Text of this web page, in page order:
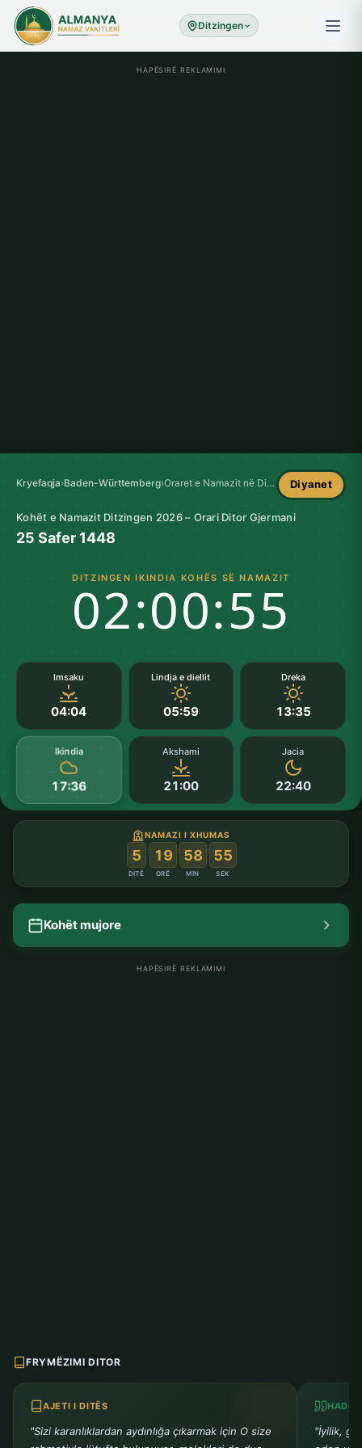
Ditzingen
HAPËSIRË REKLAMIMI
Kryefaqja›Baden-Württemberg› Oraret e Namazit në Ditzingen Diyanet
Kohët e Namazit Ditzingen 2026 – Orari Ditor Gjermani
25 Safer 1448
DITZINGEN IKINDIA KOHËS SË NAMAZIT
02:00:55
Imsaku
04:04
Lindja e diellit
05:59
Dreka
13:35
Ikindia
17:36
Akshami
21:00
Jacia
22:40
NAMAZI I XHUMAS
5
DITË
: 19
ORË
: 58
MIN
: 55
SEK
Kohët mujore
HAPËSIRË REKLAMIMI
FRYMËZIMI DITOR
AJETI I DITËS
"Sizi karanlıklardan aydınlığa çıkarmak için O size
"İyilik,